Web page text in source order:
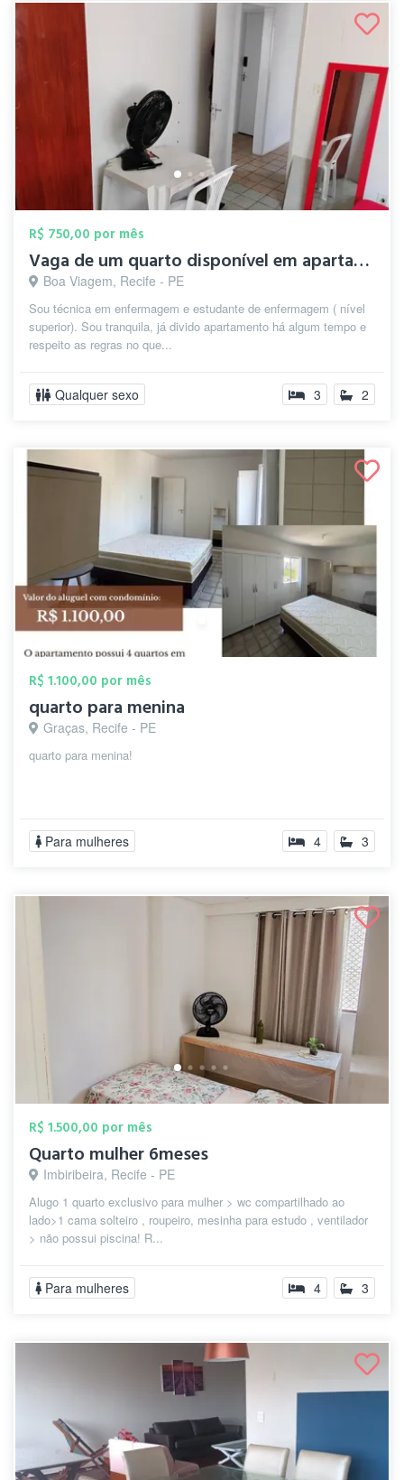
R$ 750,00 por mês
Vaga de um quarto disponível em apartame...
Boa Viagem, Recife - PE
Sou técnica em enfermagem e estudante de enfermagem ( nível
superior). Sou tranquila, já divido apartamento há algum tempo e
respeito as regras no que...
Qualquer sexo 3 2
R$ 1.100,00 por mês
quarto para menina
Graças, Recife - PE
quarto para menina!
Para mulheres 4 3
R$ 1.500,00 por mês
Quarto mulher 6meses
Imbiribeira, Recife - PE
Alugo 1 quarto exclusivo para mulher > wc compartilhado ao
lado>1 cama solteiro , roupeiro, mesinha para estudo , ventilador
> não possui piscina! R...
Para mulheres 4 3